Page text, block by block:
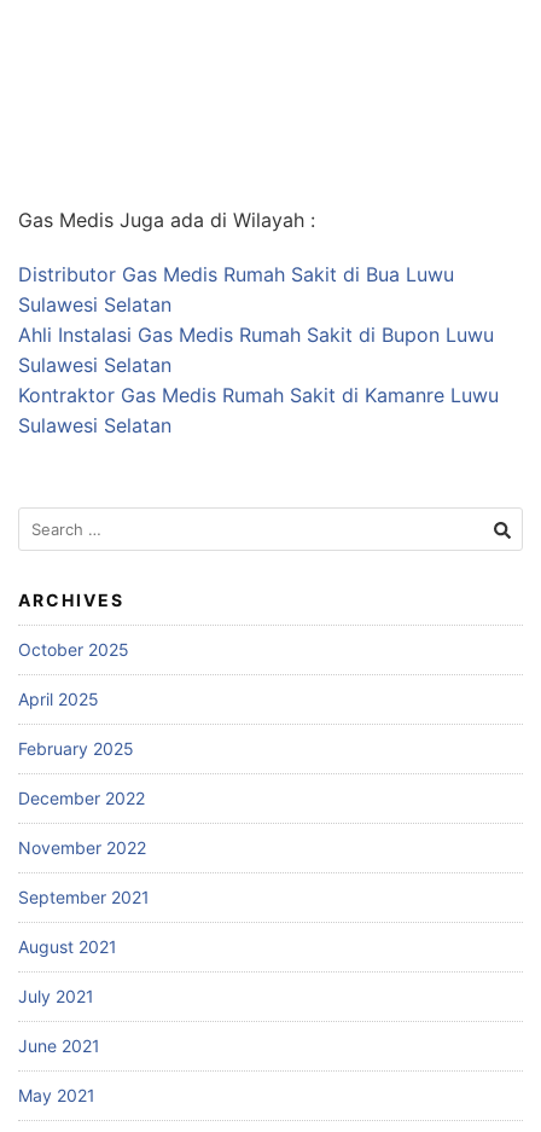
Gas Medis Juga ada di Wilayah :
Distributor Gas Medis Rumah Sakit di Bua Luwu
Sulawesi Selatan
Ahli Instalasi Gas Medis Rumah Sakit di Bupon Luwu
Sulawesi Selatan
Kontraktor Gas Medis Rumah Sakit di Kamanre Luwu
Sulawesi Selatan
Search
for:
ARCHIVES
October 2025
April 2025
February 2025
December 2022
November 2022
September 2021
August 2021
July 2021
June 2021
May 2021